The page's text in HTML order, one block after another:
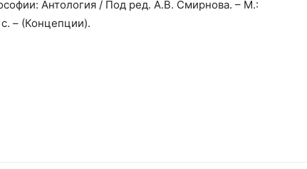
Антология / Под ред. А.В. Смирнова. – М.:
– (Концепции).